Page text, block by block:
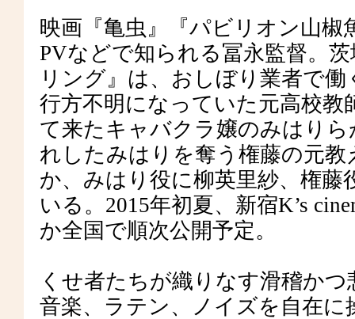
映画『亀虫』『パビリオン山
PVなどで知られる冨永監督。
リング』は、おしぼり業者で
行方不明になっていた元高校
て来たキャバクラ嬢のみはり
れしたみはりを奪う権藤の元
か、みはり役に柳英里紗、権
いる。2015年初夏、新宿K’s
か全国で順次公開予定。
くせ者たちが織りなす滑稽か
音楽、ラテン、ノイズを自在